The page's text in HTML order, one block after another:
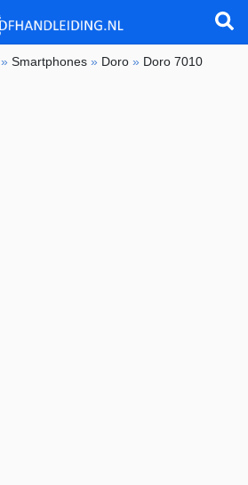
»Smartphones » Doro » Doro 7010